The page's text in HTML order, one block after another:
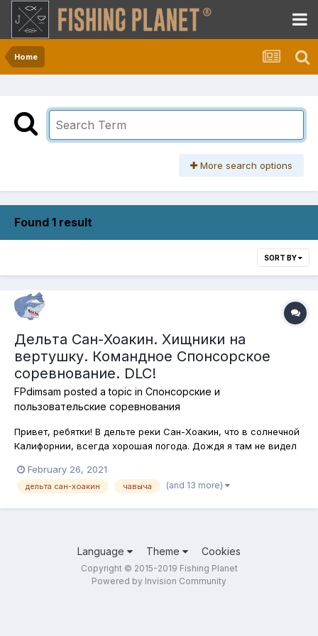
Home
More search options
Found 1 result
SORT BY
Дельта Сан-Хоакин. Хищники на
вертушку. Командное Спонсорское
соревнование. DLC!
FPdimsam posted a topic in Спонсорские и
пользовательские соревнования
Привет, ребятки! В дельте реки Сан-Хоакин, что в солнечной
Калифорнии, всегда хорошая погода. Дождя я там не видел
соревнований , то есть мне, при такой-то погоде просто
необходимо усложнить себе (и не только) жизнь и
February 26, 2021
дельта сан-хоакин чавыча (and 13 more)
Language Theme Cookies
Copyright © 2015-2019 Fishing Planet
Powered by Invision Community